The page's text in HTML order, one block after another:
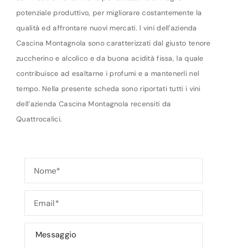
potenziale produttivo, per migliorare costantemente la
qualità ed affrontare nuovi mercati. I vini dell’azienda
Cascina Montagnola sono caratterizzati dal giusto tenore
zuccherino e alcolico e da buona acidità fissa, la quale
contribuisce ad esaltarne i profumi e a mantenerli nel
tempo. Nella presente scheda sono riportati tutti i vini
dell’azienda Cascina Montagnola recensiti da
Quattrocalici.